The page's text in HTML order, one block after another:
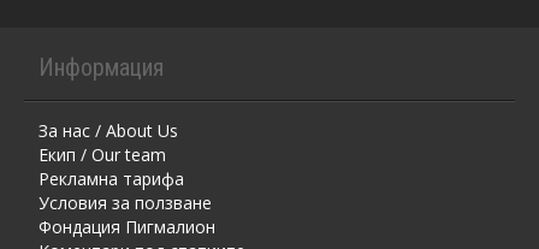
Информация
За нас / About Us
Екип / Our team
Рекламна тарифа
Условия за ползване
Фондация Пигмалион